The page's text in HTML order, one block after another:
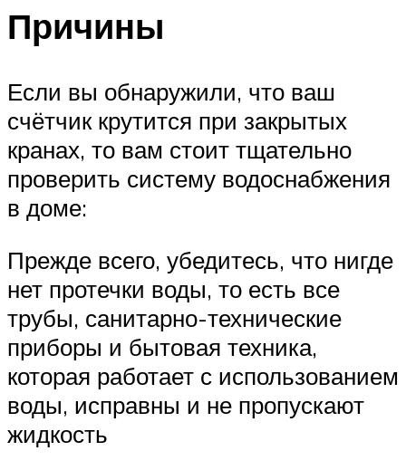
Причины
Если вы обнаружили, что ваш
счётчик крутится при закрытых
кранах, то вам стоит тщательно
проверить систему водоснабжения
в доме:
Прежде всего, убедитесь, что нигде
нет протечки воды, то есть все
трубы, санитарно-технические
приборы и бытовая техника,
которая работает с использованием
воды, исправны и не пропускают
жидкость